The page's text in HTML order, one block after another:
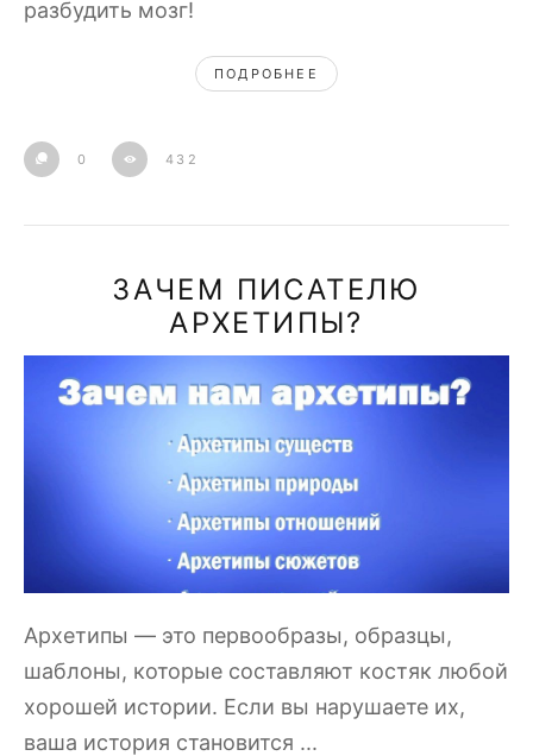
разбудить мозг!
ПОДРОБНЕЕ
0 432
ЗАЧЕМ ПИСАТЕЛЮ
АРХЕТИПЫ?
Архетипы — это первообразы, образцы,
шаблоны, которые составляют костяк любой
хорошей истории. Если вы нарушаете их,
ваша история становится ...